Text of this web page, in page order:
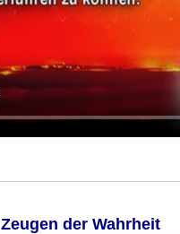
Zeugen der Wahrheit